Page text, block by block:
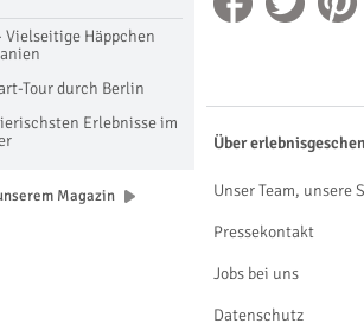
Vielseitige Häppchen
Tour durch Berlin
Erlebnisse im
Magazin
Über
Unser Team, unsere
Pressekontakt
Jobs bei uns
Datenschutz